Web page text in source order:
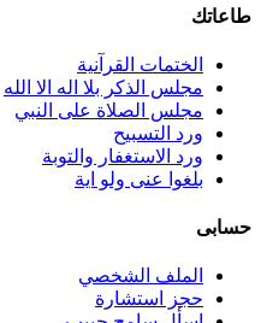
طاعاتك
الختمات القرآنية
مجلس الذكر بلا اله الا الله
مجلس الصلاة على النبي
ورد التسبيح
ورد الاستغفار والتوبة
بلغوا عنى ولو اية
حسابى
الملف الشخصي
حجز استشارة